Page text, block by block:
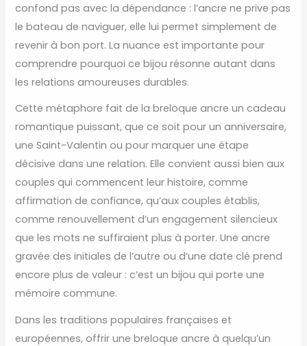
confond pas avec la dépendance : l’ancre ne prive pas
le bateau de naviguer, elle lui permet simplement de
revenir à bon port. La nuance est importante pour
comprendre pourquoi ce bijou résonne autant dans
les relations amoureuses durables.
Cette métaphore fait de la breloque ancre un cadeau
romantique puissant, que ce soit pour un anniversaire,
une Saint-Valentin ou pour marquer une étape
décisive dans une relation. Elle convient aussi bien aux
couples qui commencent leur histoire, comme
affirmation de confiance, qu’aux couples établis,
comme renouvellement d’un engagement silencieux
que les mots ne suffiraient plus à porter. Une ancre
gravée des initiales de l’autre ou d’une date clé prend
encore plus de valeur : c’est un bijou qui porte une
mémoire commune.
Dans les traditions populaires françaises et
européennes, offrir une breloque ancre à quelqu’un